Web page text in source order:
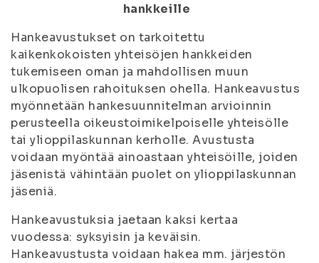
hankkeille
Hankeavustukset on tarkoitettu
kaikenkokoisten yhteisöjen hankkeiden
tukemiseen oman ja mahdollisen muun
ulkopuolisen rahoituksen ohella. Hankeavustus
myönnetään hankesuunnitelman arvioinnin
perusteella oikeustoimikelpoiselle yhteisölle
tai ylioppilaskunnan kerholle. Avustusta
voidaan myöntää ainoastaan yhteisöille, joiden
jäsenistä vähintään puolet on ylioppilaskunnan
jäseniä.
Hankeavustuksia jaetaan kaksi kertaa
vuodessa: syksyisin ja keväisin.
Hankeavustusta voidaan hakea mm. järjestön